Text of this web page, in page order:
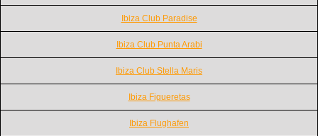
Ibiza Club Paradise
Ibiza Club Punta Arabi
Ibiza Club Stella Maris
Ibiza Figueretas
Ibiza Flughafen